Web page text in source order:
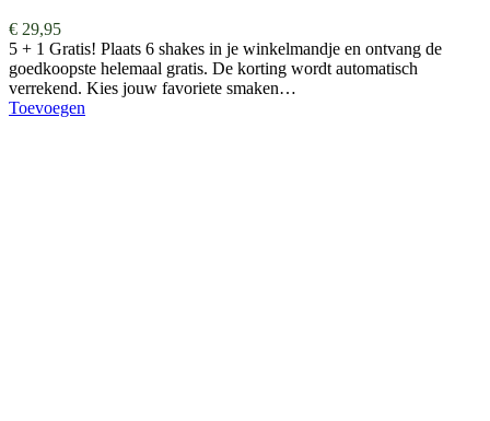
€ 29,95
5 + 1 Gratis! Plaats 6 shakes in je winkelmandje en ontvang de
goedkoopste helemaal gratis. De korting wordt automatisch
verrekend. Kies jouw favoriete smaken…
Toevoegen